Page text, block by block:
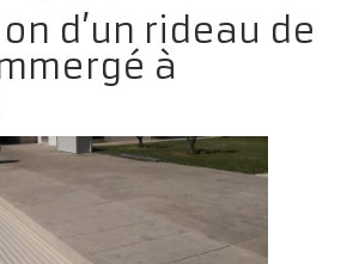
d’un rideau de
à